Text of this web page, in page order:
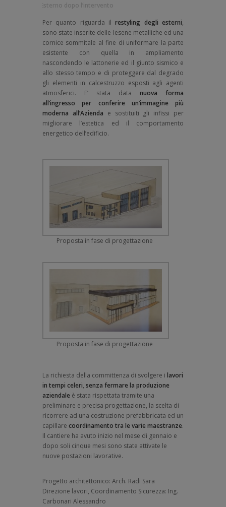
Esterno dopo l’intervento
Per quanto riguarda ilrestyling degli esterni,
sono state inserite delle lesene metalliche ed una
cornice sommitale al fine di uniformare la parte
esistente con quella in ampliamento
nascondendo le lattonerie ed il giunto sismico e
allo stesso tempo e di proteggere dal degrado
gli elementi in calcestruzzo esposti agli agenti
atmosferici. E’ stata data nuova forma
all’ingresso per conferire un’immagine più
moderna all’Azienda e sostituiti gli infissi per
migliorare l’estetica ed il comportamento
energetico dell’edificio.
Proposta in fase di progettazione
Proposta in fase di progettazione
La richiesta della committenza di svolgere i lavori
in tempi celeri, senza fermare la produzione
aziendale è stata rispettata tramite una
preliminare e precisa progettazione, la scelta di
ricorrere ad una costruzione prefabbricata ed un
capillare coordinamento tra le varie maestranze.
Il cantiere ha avuto inizio nel mese di gennaio e
dopo soli cinque mesi sono state attivate le
nuove postazioni lavorative.
Progetto architettonico: Arch. Radi Sara
Direzione lavori, Coordinamento Sicurezza: Ing.
Carbonari Alessandro